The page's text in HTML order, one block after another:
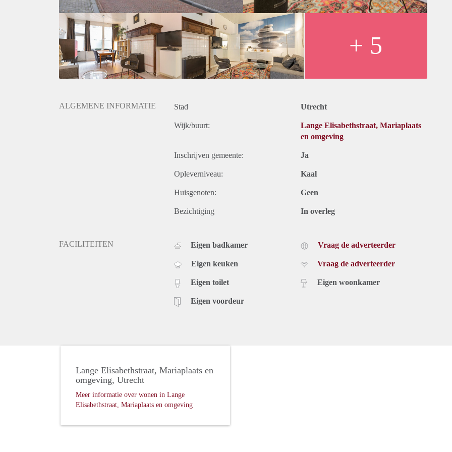
- Rental period definite period with option to extend.
- Deposit 2 months rent.
- One-time service costs of €295,- exclusive 21% VAT.
- Available immediately.
Price
€ 1195, - inclusive g/w/e, cable tv, internet, furniture, upholstery and kitchen equipment. Exclusive taxes.
For more information and viewings of property above please contact us anytime.
+ 5
ALGEMENE INFORMATIE Stad Utrecht
Wijk/buurt:
Lange Elisabethstraat, Mariaplaats
en omgeving
Inschrijven gemeente: Ja
Opleverniveau: Kaal
Huisgenoten: Geen
Bezichtiging In overleg
FACILITEITEN Eigen badkamer
Eigen keuken
Eigen toilet
Eigen voordeur
Vraag de adverteerder
Vraag de adverteerder
Eigen woonkamer
Lange Elisabethstraat, Mariaplaats en
omgeving, Utrecht
Meer informatie over wonen in Lange
Elisabethstraat, Mariaplaats en omgeving